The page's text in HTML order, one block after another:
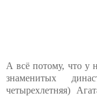
А всё потому, что у
знаменитых
четырехлетняя)